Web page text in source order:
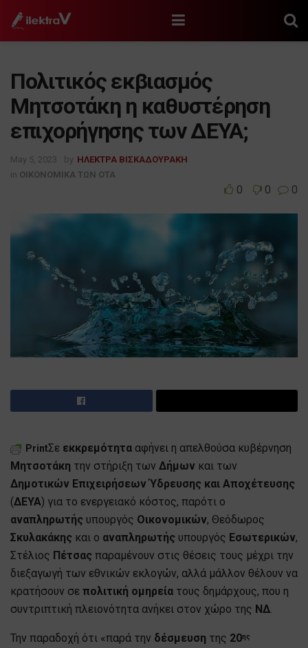
Πολιτικός εκβιασμός
Μητσοτάκη η καθυστέρηση
επιχορήγησης των ΔΕΥΑ;
May 5, 2023 by ΗΛΕΚΤΡΑ ΒΙΣΚΑΔΟΥΡΑΚΗ
in ΟΙΚΟΝΟΜΙΚΑ ΤΩΝ ΟΤΑ
0 0 0
PrintΣε εκκρεμότητα αφήνει η απελθούσα κυβέρνηση
Μητσοτάκη την στήριξη των Δήμων και των
Δημοτικών Επιχειρήσεων Ύδρευσης και Αποχέτευσης
(ΔΕΥΑ) για το ενεργειακό κόστος, παρότι ο
αναπληρωτής υπουργός Οικονομικών, Θεόδωρος
Σκυλακάκης και ο αναπληρωτής υπουργός Εσωτερικών,
Στέλιος Πέτσας παραμένουν στις θέσεις τους μέχρι την
διεξαγωγή των εθνικών εκλογών, αλλά μάλλον θέλουν να
κρατήσουν σε πολιτική ομηρεία τους δημάρχους, που η
συντριπτική πλειονότητα ανήκει στον χώρο της ΝΔ
Την παραδοχή ότι «παρά την δέσμευση της 20ης